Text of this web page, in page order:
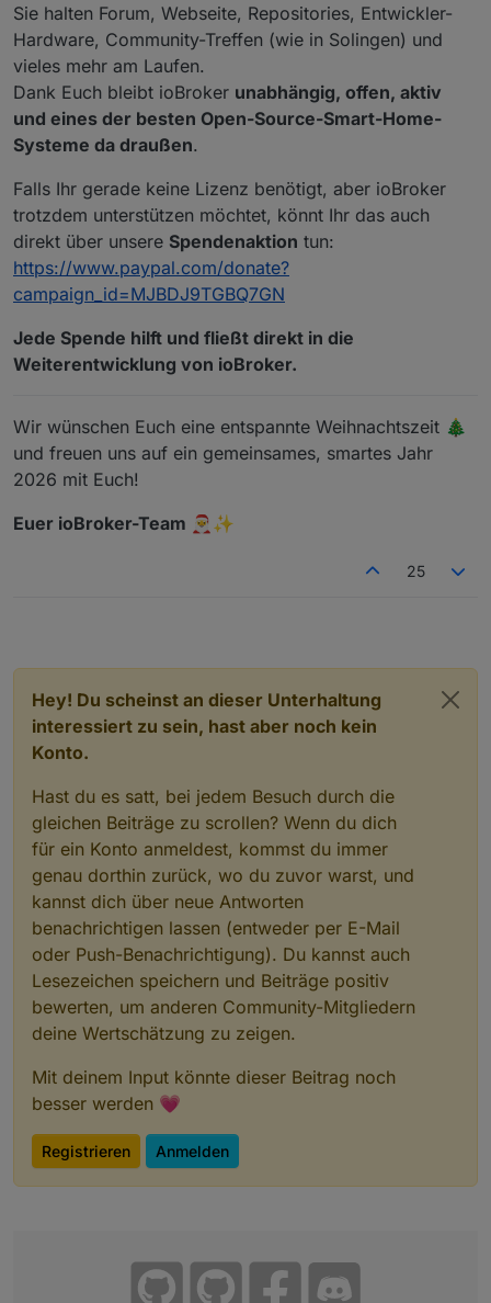
Sie halten Forum, Webseite, Repositories, Entwickler-
Hardware, Community-Treffen (wie in Solingen) und
vieles mehr am Laufen.
Dank Euch bleibt ioBroker unabhängig, offen, aktiv
und eines der besten Open-Source-Smart-Home-
Systeme da draußen.
Falls Ihr gerade keine Lizenz benötigt, aber ioBroker
trotzdem unterstützen möchtet, könnt Ihr das auch
direkt über unsere Spendenaktion tun:
https://www.paypal.com/donate?
campaign_id=MJBDJ9TGBQ7GN
Jede Spende hilft und fließt direkt in die
Weiterentwicklung von ioBroker.
Wir wünschen Euch eine entspannte Weihnachtszeit 🎄
und freuen uns auf ein gemeinsames, smartes Jahr
2026 mit Euch!
Euer ioBroker-Team 🎅✨
25
Hey! Du scheinst an dieser Unterhaltung
interessiert zu sein, hast aber noch kein
Konto.
Hast du es satt, bei jedem Besuch durch die
gleichen Beiträge zu scrollen? Wenn du dich
für ein Konto anmeldest, kommst du immer
genau dorthin zurück, wo du zuvor warst, und
kannst dich über neue Antworten
benachrichtigen lassen (entweder per E-Mail
oder Push-Benachrichtigung). Du kannst auch
Lesezeichen speichern und Beiträge positiv
bewerten, um anderen Community-Mitgliedern
deine Wertschätzung zu zeigen.
Mit deinem Input könnte dieser Beitrag noch
besser werden 💗
Registrieren Anmelden